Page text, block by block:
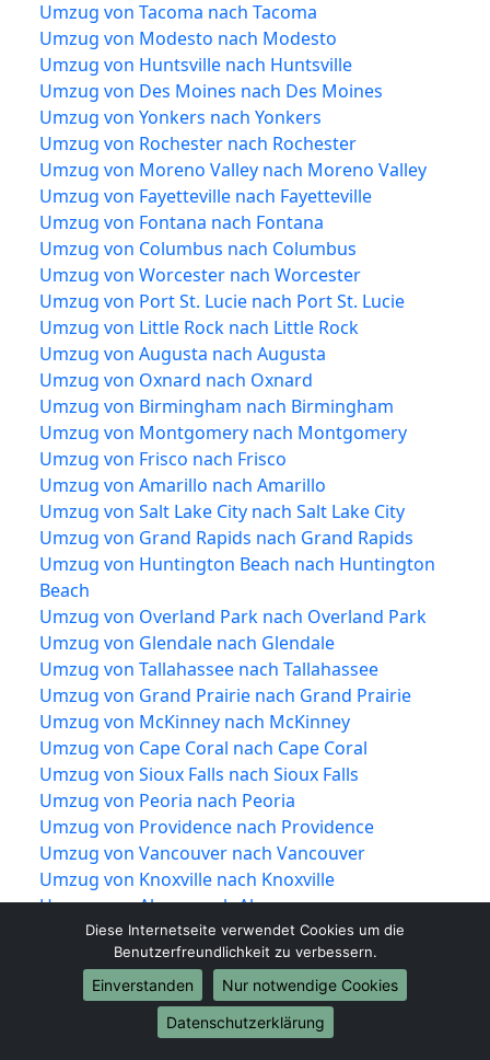
Umzug von Tacoma nach Tacoma
Umzug von Modesto nach Modesto
Umzug von Huntsville nach Huntsville
Umzug von Des Moines nach Des Moines
Umzug von Yonkers nach Yonkers
Umzug von Rochester nach Rochester
Umzug von Moreno Valley nach Moreno Valley
Umzug von Fayetteville nach Fayetteville
Umzug von Fontana nach Fontana
Umzug von Columbus nach Columbus
Umzug von Worcester nach Worcester
Umzug von Port St. Lucie nach Port St. Lucie
Umzug von Little Rock nach Little Rock
Umzug von Augusta nach Augusta
Umzug von Oxnard nach Oxnard
Umzug von Birmingham nach Birmingham
Umzug von Montgomery nach Montgomery
Umzug von Frisco nach Frisco
Umzug von Amarillo nach Amarillo
Umzug von Salt Lake City nach Salt Lake City
Umzug von Grand Rapids nach Grand Rapids
Umzug von Huntington Beach nach Huntington
Beach
Umzug von Overland Park nach Overland Park
Umzug von Glendale nach Glendale
Umzug von Tallahassee nach Tallahassee
Umzug von Grand Prairie nach Grand Prairie
Umzug von McKinney nach McKinney
Umzug von Cape Coral nach Cape Coral
Umzug von Sioux Falls nach Sioux Falls
Umzug von Peoria nach Peoria
Umzug von Providence nach Providence
Umzug von Vancouver nach Vancouver
Umzug von Knoxville nach Knoxville
Umzug von Akron nach Akron
Umzug von Shreveport nach Shreveport
Umzug von Mobile nach Mobile
Umzug von Brownsville nach Brownsville
Umzug von Newport News nach Newport
Diese Internetseite verwendet Cookies um die
Benutzerfreundlichkeit zu verbessern.
Einverstanden
Nur notwendige Cookies
Datenschutzerklärung